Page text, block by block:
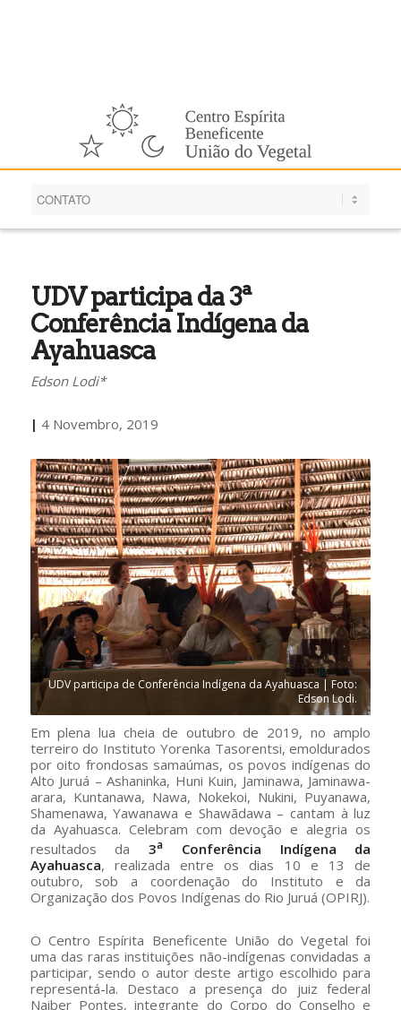
UDV participa da 3ª
Conferência Indígena da
Ayahuasca
Edson Lodi*
| 4 Novembro, 2019
UDV participa de Conferência Indígena da Ayahuasca | Foto:
Edson Lodi.
Em plena lua cheia de outubro de 2019, no amplo
terreiro do Instituto Yorenka Tasorentsi, emoldurados
por oito frondosas samaúmas, os povos indígenas do
Alto Juruá – Ashaninka, Huni Kuin, Jaminawa, Jaminawa-
arara, Kuntanawa, Nawa, Nokekoi, Nukini, Puyanawa,
Shamenawa, Yawanawa e Shawãdawa – cantam à luz
da Ayahuasca. Celebram com devoção e alegria os
resultados da3a Conferência Indígena da
Ayahuasca, realizada entre os dias 10 e 13 de
outubro, sob a coordenação do Instituto e da
Organização dos Povos Indígenas do Rio Juruá (OPIRJ).
O Centro Espírita Beneficente União do Vegetal foi
uma das raras instituições não-indígenas convidadas a
participar, sendo o autor deste artigo escolhido para
representá-la. Destaco a presença do juiz federal
Naiber Pontes, integrante do Corpo do Conselho e